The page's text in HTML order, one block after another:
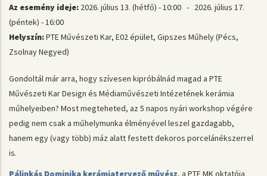
Az esemény ideje: 2026. július 13. (hétfő) - 10:00 - 2026. július 17.
(péntek) - 16:00
Helyszín:PTE Művészeti Kar, E02 épület, Gipszes Műhely (Pécs,
Zsolnay Negyed)
Gondoltál már arra, hogy szívesen kipróbálnád magad a PTE
Művészeti Kar Design és Médiaművészeti Intézetének kerámia
műhelyeiben? Most megteheted, az 5 napos nyári workshop végére
pedig nem csak a műhelymunka élményével leszel gazdagabb,
hanem egy (vagy több) máz alatt festett dekoros porcelánékszerrel
is.
Pálinkás Dominika kerámiatervező művész, a PTE MK oktatója